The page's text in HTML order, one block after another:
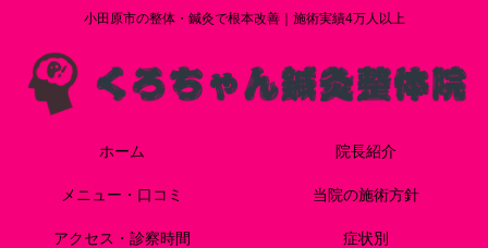
小田原市の整体・鍼灸で根本改善｜施術実績4万人以上
ホーム 院長紹介
メニュー・口コミ 当院の施術方針
アクセス・診察時間 症状別